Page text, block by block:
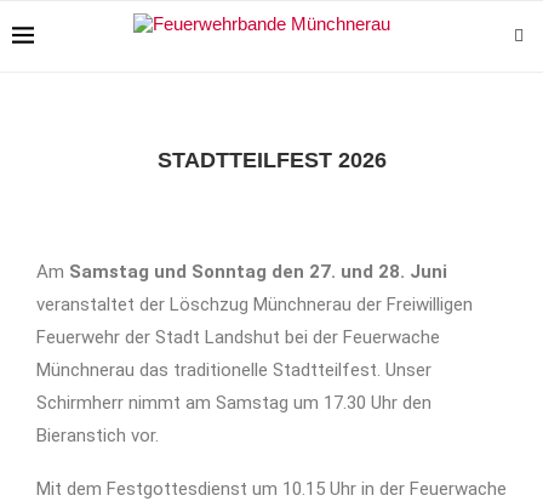
STADTTEILFEST 2026
Am Samstag und Sonntag den 27. und 28. Juni
veranstaltet der Löschzug Münchnerau der Freiwilligen
Feuerwehr der Stadt Landshut bei der Feuerwache
Münchnerau das traditionelle Stadtteilfest. Unser
Schirmherr nimmt am Samstag um 17.30 Uhr den
Bieranstich vor.
Mit dem Festgottesdienst um 10.15 Uhr in der Feuerwache